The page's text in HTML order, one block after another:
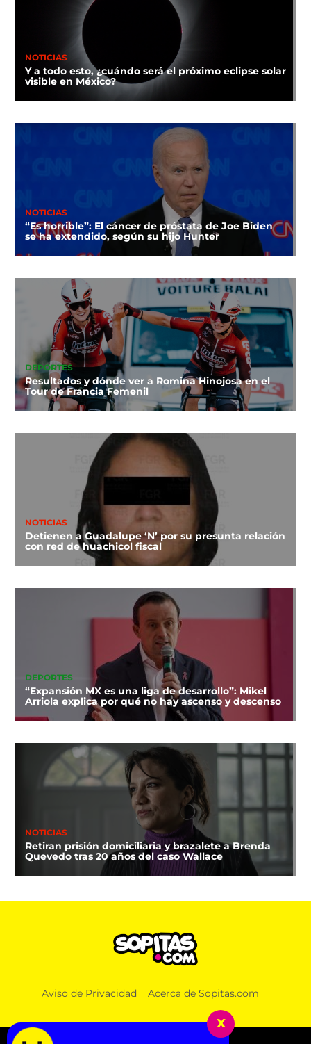
NOTICIAS
Y a todo esto, ¿cuándo será el próximo eclipse solar
visible en México?
NOTICIAS
“Es horrible”: El cáncer de próstata de Joe Biden
se ha extendido, según su hijo Hunter
DEPORTES
Resultados y dónde ver a Romina Hinojosa en el
Tour de Francia Femenil
NOTICIAS
Detienen a Guadalupe ‘N’ por su presunta relación
con red de huachicol fiscal
DEPORTES
“Expansión MX es una liga de desarrollo”: Mikel
Arriola explica por qué no hay ascenso y descenso
NOTICIAS
Retiran prisión domiciliaria y brazalete a Brenda
Quevedo tras 20 años del caso Wallace
Aviso de Privacidad Acerca de Sopitas.com
x